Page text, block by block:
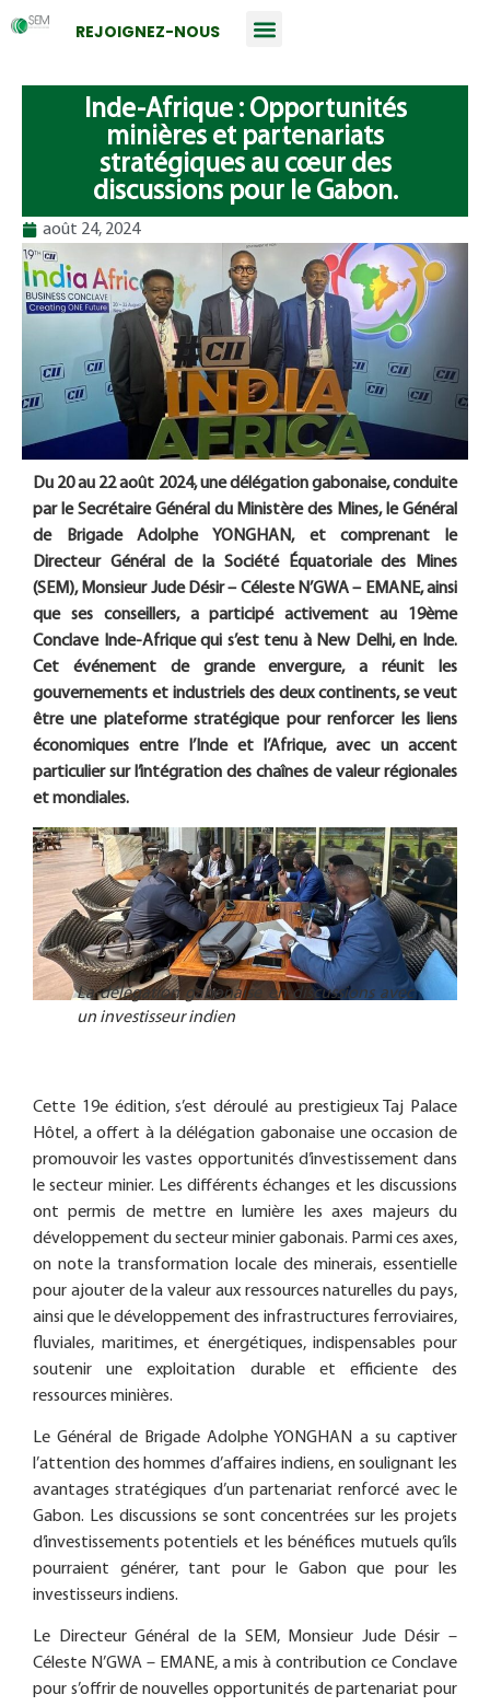
REJOIGNEZ-NOUS
Inde-Afrique : Opportunités
minières et partenariats
stratégiques au cœur des
discussions pour le Gabon.
août 24, 2024
Du 20 au 22 août 2024, une délégation gabonaise, conduite
par le Secrétaire Général du Ministère des Mines, le Général
de Brigade Adolphe YONGHAN, et comprenant le
Directeur Général de la Société Équatoriale des Mines
(SEM), Monsieur Jude Désir – Céleste N’GWA – EMANE, ainsi
que ses conseillers, a participé activement au 19ème
Conclave Inde-Afrique qui s’est tenu à New Delhi, en Inde.
Cet événement de grande envergure, a réunit les
gouvernements et industriels des deux continents, se veut
être une plateforme stratégique pour renforcer les liens
économiques entre l’Inde et l’Afrique, avec un accent
particulier sur l’intégration des chaînes de valeur régionales
et mondiales.
La délégation gabonaise en discussions avec
un investisseur indien
Cette 19e édition, s’est déroulé au prestigieux Taj Palace
Hôtel, a offert à la délégation gabonaise une occasion de
promouvoir les vastes opportunités d’investissement dans
le secteur minier. Les différents échanges et les discussions
ont permis de mettre en lumière les axes majeurs du
développement du secteur minier gabonais. Parmi ces axes,
on note la transformation locale des minerais, essentielle
pour ajouter de la valeur aux ressources naturelles du pays,
ainsi que le développement des infrastructures ferroviaires,
fluviales, maritimes, et énergétiques, indispensables pour
soutenir une exploitation durable et efficiente des
ressources minières.
Le Général de Brigade Adolphe YONGHAN a su captiver
l’attention des hommes d’affaires indiens, en soulignant les
avantages stratégiques d’un partenariat renforcé avec le
Gabon. Les discussions se sont concentrées sur les projets
d’investissements potentiels et les bénéfices mutuels qu’ils
pourraient générer, tant pour le Gabon que pour les
investisseurs indiens.
Le Directeur Général de la SEM, Monsieur Jude Désir –
Céleste N’GWA – EMANE, a mis à contribution ce Conclave
pour s’offrir de nouvelles opportunités de partenariat pour